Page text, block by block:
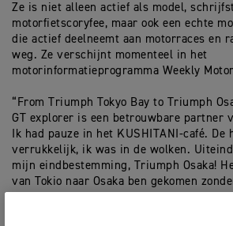
Ze is niet alleen actief als model,
motorfietscoryfee, maar ook een echte
die actief deelneemt aan motorraces en
weg. Ze verschijnt momenteel in het
motorinformatieprogramma Weekly
“From Triumph Tokyo Bay to Triumph
GT explorer is een betrouwbare partner
Ik had pauze in het KUSHITANI-café. De
verrukkelijk, ik was in de wolken.
mijn eindbestemming, Triumph Osaka!
van Tokio naar Osaka ben gekomen